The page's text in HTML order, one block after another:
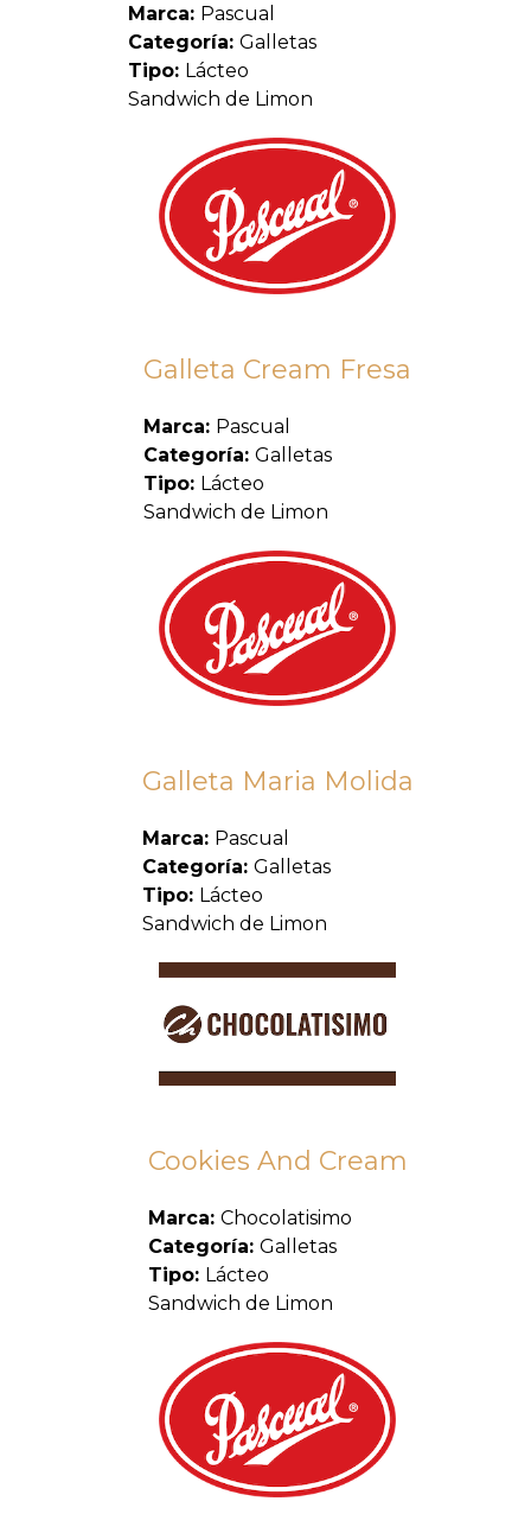
Marca: Pascual
Categoría: Galletas
Tipo: Lácteo
Sandwich de Limon
Galleta Cream Fresa
Marca: Pascual
Categoría: Galletas
Tipo: Lácteo
Sandwich de Limon
Galleta Maria Molida
Marca: Pascual
Categoría: Galletas
Tipo: Lácteo
Sandwich de Limon
Cookies And Cream
Marca: Chocolatisimo
Categoría: Galletas
Tipo: Lácteo
Sandwich de Limon